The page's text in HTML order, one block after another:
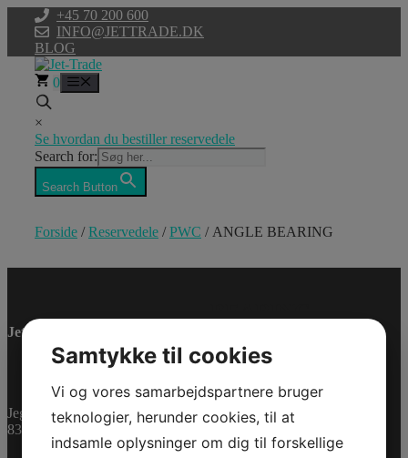
indhold
+45 70 200 600
INFO@JETTRADE.DK
BLOG
0
×
Se hvordan du bestiller reservedele
Search for:
Search Button
Forside /Reservedele /PWC / ANGLE BEARING
Model/Varenr.: 0460133
Varenummer (SKU):
0460133
Kategorier:
Reservedele
Jet-Trade Powersport
Jegstrupvej 280
8361 Hasselager
Samtykke til cookies
Vi og vores samarbejdspartnere bruger
teknologier, herunder cookies, til at
indsamle oplysninger om dig til forskellige